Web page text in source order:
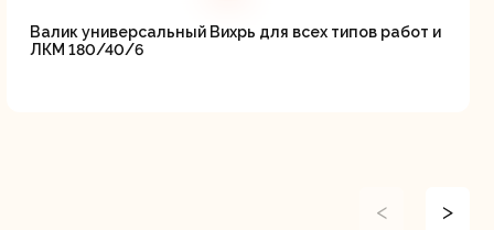
Валик универсальный Вихрь для всех типов работ и
ЛКМ 180/40/6
< >